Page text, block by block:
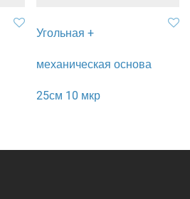
Угольная +
механическая основа
25см 10 мкр